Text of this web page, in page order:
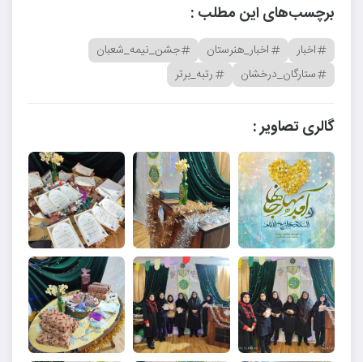
برچسب‌های این مطلب :
اخبار اخبار_هنرستان
جشن_نیمه_شعبان
ستارگان_درخشان
رتبه_برتر
گالری تصاویر :